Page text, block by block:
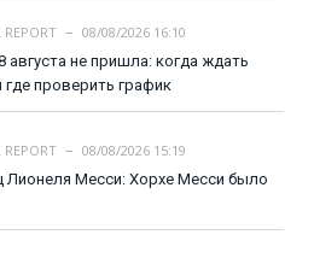
08/08/2026 16:10
августа не пришла: когда ждать
где проверить график
08/08/2026 15:19
Лионеля Месси: Хорхе Месси было